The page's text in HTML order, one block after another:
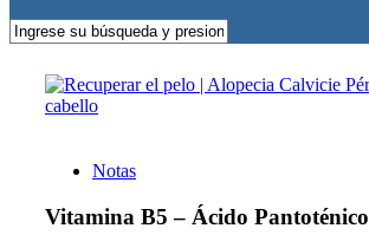
Notas
Vitamina B5 – Ácido Pantoténico